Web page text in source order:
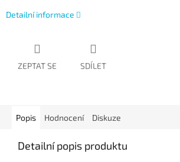
Detailní informace
ZEPTAT SE SDÍLET
Popis Hodnocení Diskuze
Detailní popis produktu